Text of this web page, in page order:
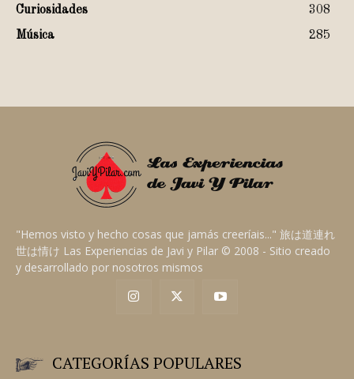
Curiosidades
308
Música
285
"Hemos visto y hecho cosas que jamás creeríais..." 旅は道連れ
世は情け Las Experiencias de Javi y Pilar © 2008 - Sitio creado
y desarrollado por nosotros mismos
CATEGORÍAS POPULARES